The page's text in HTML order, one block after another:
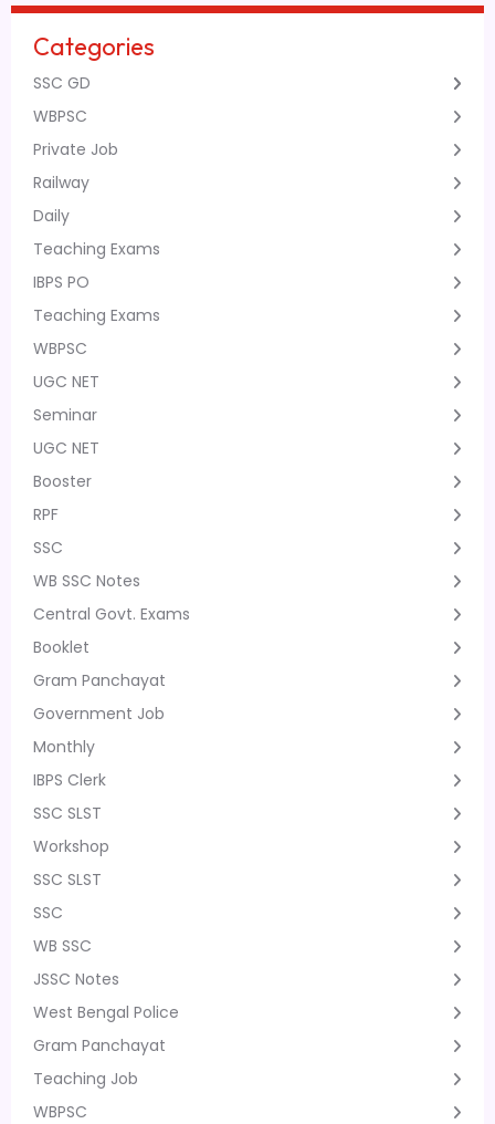
Categories
SSC GD
WBPSC
Private Job
Railway
Daily
Teaching Exams
IBPS PO
Teaching Exams
WBPSC
UGC NET
Seminar
UGC NET
Booster
RPF
SSC
WB SSC Notes
Central Govt. Exams
Booklet
Gram Panchayat
Government Job
Monthly
IBPS Clerk
SSC SLST
Workshop
SSC SLST
SSC
WB SSC
JSSC Notes
West Bengal Police
Gram Panchayat
Teaching Job
WBPSC